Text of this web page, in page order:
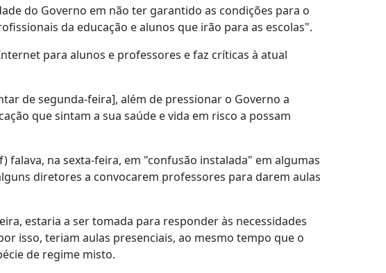
do Governo em não ter garantido as condições para o
da educação e alunos que irão para as escolas".
para alunos e professores e faz críticas à atual
de segunda-feira], além de pressionar o Governo a
que sintam a sua saúde e vida em risco a possam
falava, na sexta-feira, em "confusão instalada" em algumas
diretores a convocarem professores para darem aulas
estaria a ser tomada para responder às necessidades
isso, teriam aulas presenciais, ao mesmo tempo que o
de regime misto.